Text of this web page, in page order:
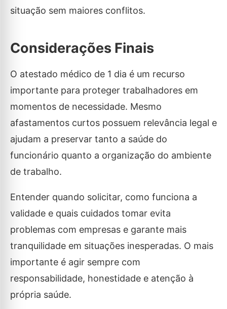
situação sem maiores conflitos.
Considerações Finais
O atestado médico de 1 dia é um recurso
importante para proteger trabalhadores em
momentos de necessidade. Mesmo
afastamentos curtos possuem relevância legal e
ajudam a preservar tanto a saúde do
funcionário quanto a organização do ambiente
de trabalho.
Entender quando solicitar, como funciona a
validade e quais cuidados tomar evita
problemas com empresas e garante mais
tranquilidade em situações inesperadas. O mais
importante é agir sempre com
responsabilidade, honestidade e atenção à
própria saúde.